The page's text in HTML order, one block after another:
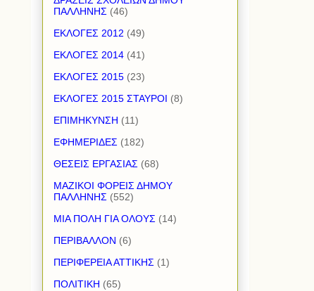
ΠΑΛΛΗΝΗΣ (46)
ΕΚΛΟΓΕΣ 2012 (49)
ΕΚΛΟΓΕΣ 2014 (41)
ΕΚΛΟΓΕΣ 2015 (23)
ΕΚΛΟΓΕΣ 2015 ΣΤΑΥΡΟΙ (8)
ΕΠΙΜΗΚΥΝΣΗ (11)
ΕΦΗΜΕΡΙΔΕΣ (182)
ΘΕΣΕΙΣ ΕΡΓΑΣΙΑΣ (68)
ΜΑΖΙΚΟΙ ΦΟΡΕΙΣ ΔΗΜΟΥ
ΠΑΛΛΗΝΗΣ (552)
ΜΙΑ ΠΟΛΗ ΓΙΑ ΟΛΟΥΣ (14)
ΠΕΡΙΒΑΛΛΟΝ (6)
ΠΕΡΙΦΕΡΕΙΑ ΑΤΤΙΚΗΣ (1)
ΠΟΛΙΤΙΚΗ (65)